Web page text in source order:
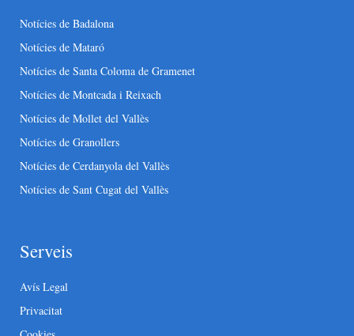
Notícies de Badalona
Notícies de Mataró
Notícies de Santa Coloma de Gramenet
Notícies de Montcada i Reixach
Notícies de Mollet del Vallès
Notícies de Granollers
Notícies de Cerdanyola del Vallès
Notícies de Sant Cugat del Vallès
Serveis
Avís Legal
Privacitat